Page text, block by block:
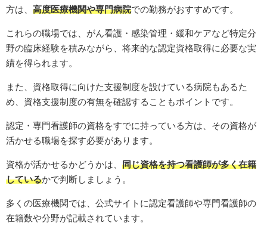
方は、 高度医療機関や専門病院での勤務がおすすめです。
これらの職場では、がん看護・感染管理・緩和ケアなど特定分
野の臨床経験を積みながら、将来的な認定資格取得に必要な実
績を得られます。
また、資格取得に向けた支援制度を設けている病院もあるた
め、資格支援制度の有無を確認することもポイントです。
認定・専門看護師の資格をすでに持っている方は、その資格が
活かせる職場を探す必要があります。
資格が活かせるかどうかは、 同じ資格を持つ看護師が多く在籍
しているかで判断しましょう。
多くの医療機関では、公式サイトに認定看護師や専門看護師の
在籍数や分野が記載されています。